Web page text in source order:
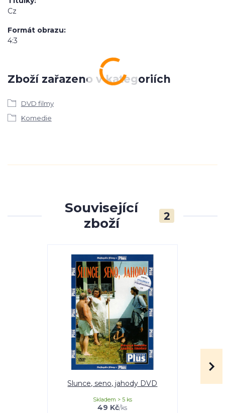
Cz
Formát obrazu
4:3
Zboží zařazeno v kategoriích
DVD filmy
Komedie
Související
zboží
2
Slunce, seno, jahody DVD
49 Kč/ks
Skladem > 5 ks
Slunce,